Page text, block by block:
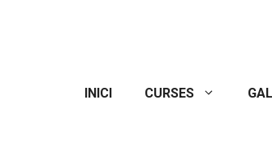
INICI CURSES